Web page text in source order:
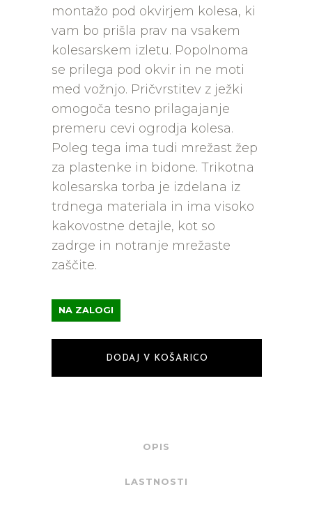
montažo pod okvirjem kolesa, ki
vam bo prišla prav na vsakem
kolesarskem izletu. Popolnoma
se prilega pod okvir in ne moti
med vožnjo. Pričvrstitev z ježki
omogoča tesno prilagajanje
premeru cevi ogrodja kolesa.
Poleg tega ima tudi mrežast žep
za plastenke in bidone. Trikotna
kolesarska torba je izdelana iz
trdnega materiala in ima visoko
kakovostne detajle, kot so
zadrge in notranje mrežaste
zaščite.
NA ZALOGI
DODAJ V KOŠARICO
OPIS
LASTNOSTI